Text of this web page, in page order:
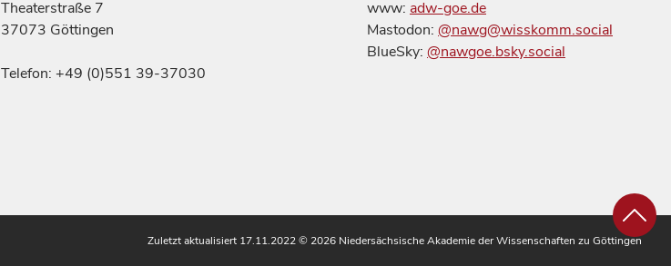
Theaterstraße 7
37073 Göttingen
Telefon: +49 (0)551 39-37030
www: adw-goe.de
Mastodon: @nawg@wisskomm.social
BlueSky: @nawgoe.bsky.social
Zuletzt aktualisiert 17.11.2022© 2026 Niedersächsische Akademie der Wissenschaften zu Göttingen